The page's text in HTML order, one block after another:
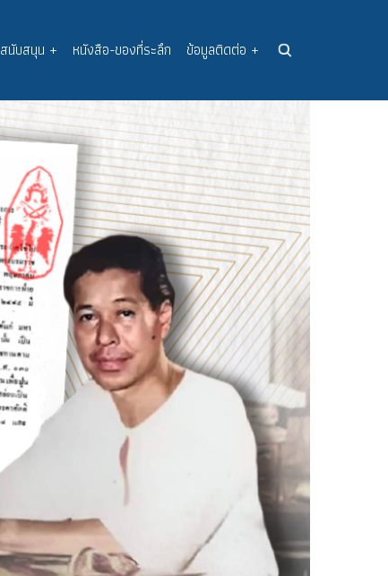
สนับสนุน + หนังสือ-ของที่ระลึก ข้อมูลติดต่อ +